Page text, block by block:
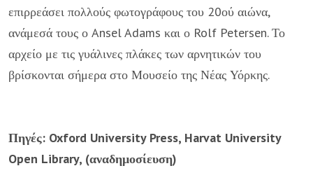
επιρρεάσει πολλούς φωτογράφους του 20ού αιώνα,
ανάμεσά τους ο Ansel Adams και ο Rolf Petersen. Το
αρχείο με τις γυάλινες πλάκες των αρνητικών του
βρίσκονται σήμερα στο Μουσείο της Νέας Υόρκης.
Πηγές: Oxford University Press, Harvat University
Open Library, (αναδημοσίευση)